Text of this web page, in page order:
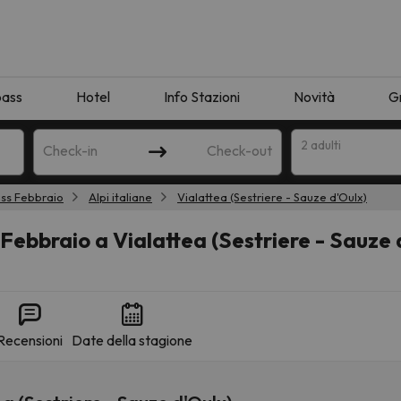
Hotel Info Stazioni Novità
Check-in Check-out 2 adulti
Febbraio Alpi italiane Vialattea (Sestriere - Sauze d'Oulx)
a Vialattea (Sestriere - Sauze
Date della stagione